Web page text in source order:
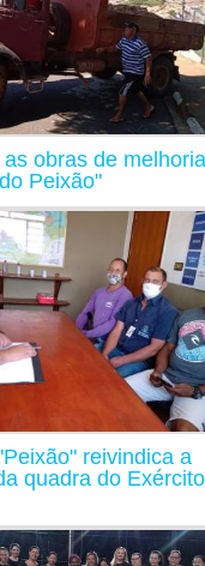
obras de
Peixão"
reivindica a
quadra do